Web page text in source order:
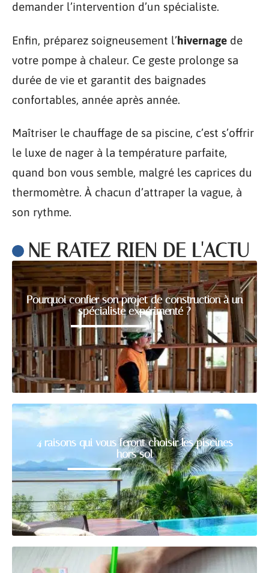
demander l’intervention d’un spécialiste.
Enfin, préparez soigneusement l’hivernage de
votre pompe à chaleur. Ce geste prolonge sa
durée de vie et garantit des baignades
confortables, année après année.
Maîtriser le chauffage de sa piscine, c’est s’offrir
le luxe de nager à la température parfaite,
quand bon vous semble, malgré les caprices du
thermomètre. À chacun d’attraper la vague, à
son rythme.
NE RATEZ RIEN DE L'ACTU
Pourquoi confier son projet de construction à un
spécialiste expérimenté ?
4 raisons qui vous feront choisir les piscines
hors sol